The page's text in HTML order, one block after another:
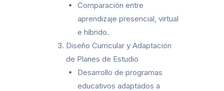
Comparación entre
aprendizaje presencial, virtual
e híbrido.
Diseño Curricular y Adaptación
de Planes de Estudio
Desarrollo de programas
educativos adaptados a